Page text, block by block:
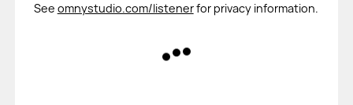
See omnystudio.com/listenerfor privacy information.